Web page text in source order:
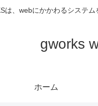
は、webにかかわるシステム
gworks
ホーム